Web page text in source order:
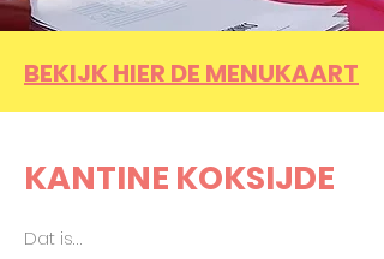
BEKIJK HIER DE MENUKAART
KANTINE KOKSIJDE
Dat is…